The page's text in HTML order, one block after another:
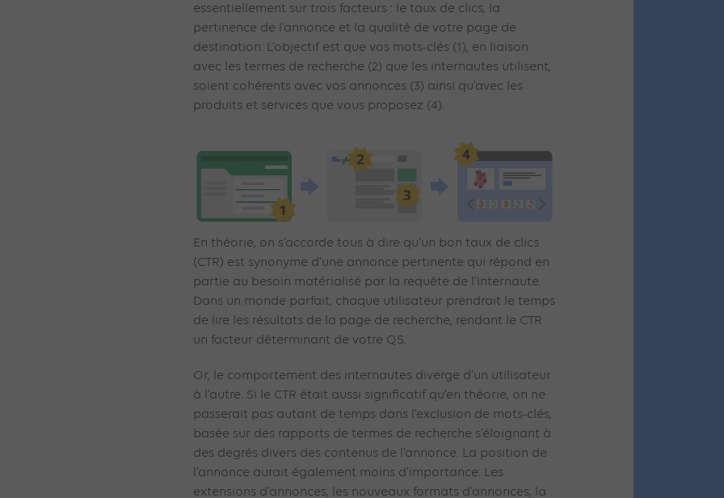
essentiellement sur trois facteurs : le taux de clics, la
pertinence de l’annonce et la qualité de votre page de
destination. L’objectif est que vos mots-clés (1), en liaison
avec les termes de recherche (2) que les internautes utilisent,
soient cohérents avec vos annonces (3) ainsi qu’avec les
produits et services que vous proposez (4).
En théorie, on s’accorde tous à dire qu’un bon taux de clics
(CTR) est synonyme d’une annonce pertinente qui répond en
partie au besoin matérialisé par la requête de l’internaute.
Dans un monde parfait, chaque utilisateur prendrait le temps
de lire les résultats de la page de recherche, rendant le CTR
un facteur déterminant de votre QS.
Or, le comportement des internautes diverge d’un utilisateur
à l’autre. Si le CTR était aussi significatif qu’en théorie, on ne
passerait pas autant de temps dans l’exclusion de mots-clés,
basée sur des rapports de termes de recherche s’éloignant à
des degrés divers des contenus de l’annonce. La position de
l’annonce aurait également moins d’importance. Les
extensions d’annonces, les nouveaux formats d’annonces, la